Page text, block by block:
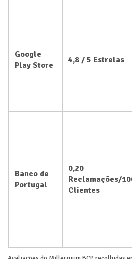
Google
Play Store
4,8 / 5 Estrelas
Banco de
Portugal
0,20
Reclamações/
Clientes